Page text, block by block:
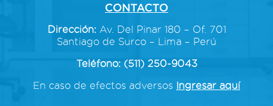
CONTACTO
Dirección:Av. Del Pinar 180 – Of. 701
Santiago de Surco – Lima – Perú
Teléfono: (511) 250-9043
En caso de efectos adversos Ingresar aquí